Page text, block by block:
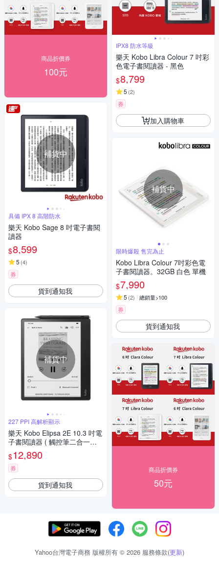
商品折價券
100元
補貨中
具備 IPX 8 高階防水
樂天 Kobo Sage 8 吋電子書閱
讀器
$8,599
5 (4)
券
貨到通知我
補貨中
227 PPI 高解析顯示
樂天 Kobo Elipsa 2E 10.3 吋電
子書閱讀器 ( 觸控筆二合一套
組 )
$12,890
券
貨到通知我
IPX8 防水等級
樂天 Kobo Libra Colour 7 吋彩
色電子書閱讀器 - 黑色
$8,799
5 (2)
券
加入購物車
補貨中
限時爆殺 售完為止
Kobo Libra Colour 7吋彩色電
子書閱讀器。32GB 白色 單機
$7,990
5 (2) 總銷量>100
券
貨到通知我
商品折價券
50元
Yahoo台灣電子商務 版權所有 © 2026 服務條款(更新)